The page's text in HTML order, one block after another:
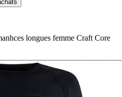
longues femme Craft Core